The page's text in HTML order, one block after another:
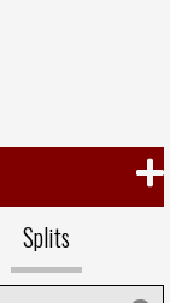
Splits